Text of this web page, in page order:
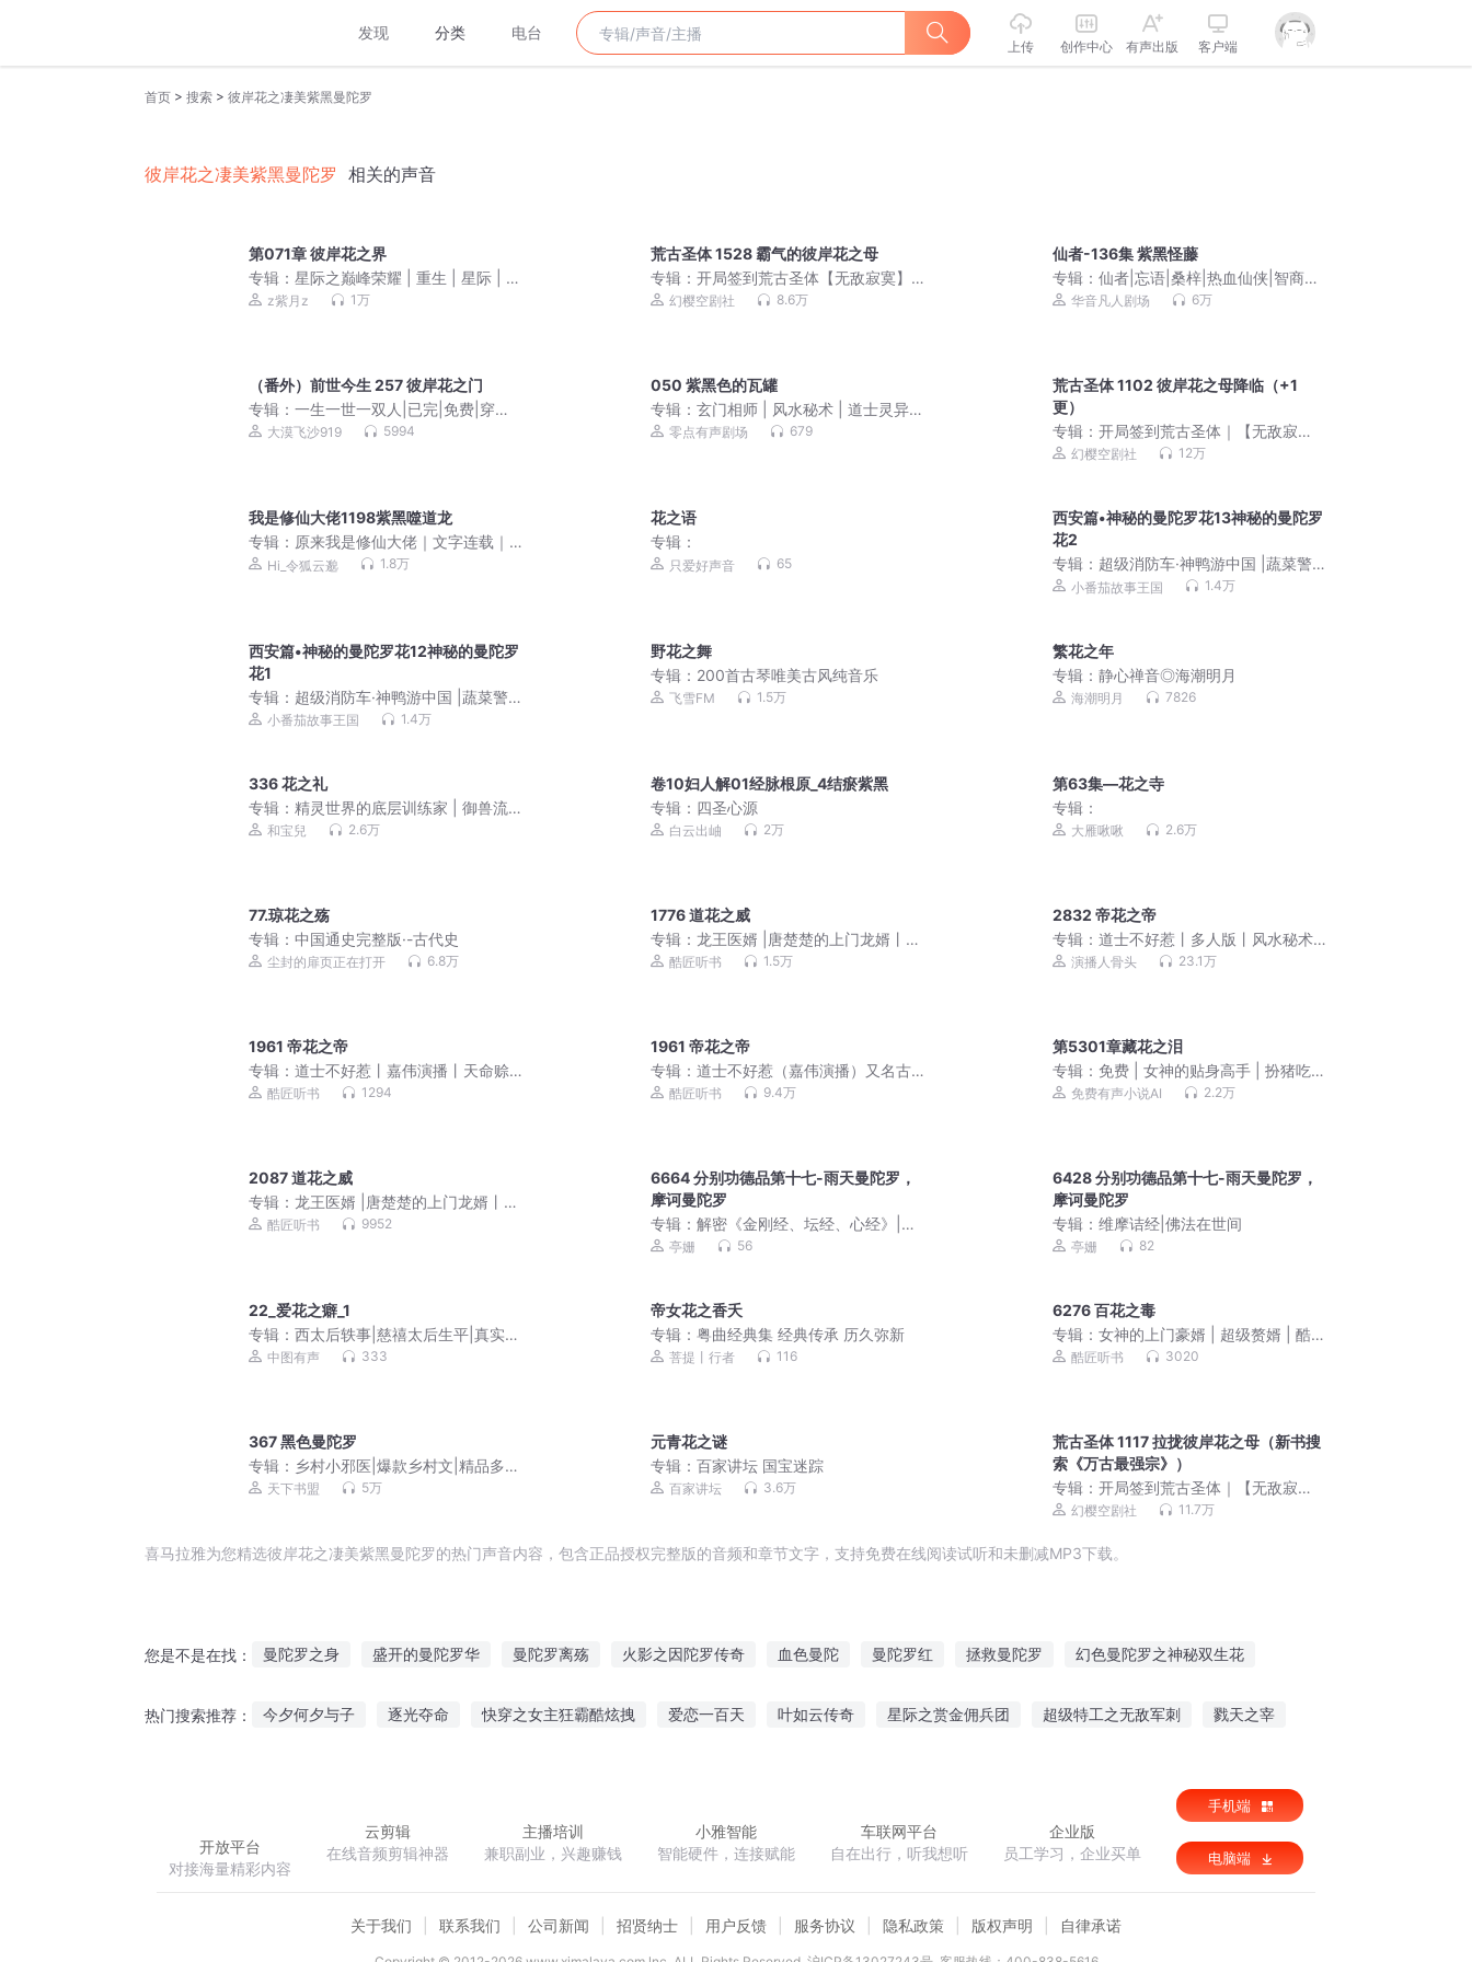
发现 分类 电台
上传 创作中心 有声出版 客户端
首页 > 搜索 > 彼岸花之凄美紫黑曼陀罗
彼岸花之凄美紫黑曼陀罗 相关的声音
第071章 彼岸花之界
专辑： 星际之巅峰荣耀 | 重生 | 星际 | 未
来 | 机甲 | 盗愁＆苏向也、紫月
z紫月z 1万
荒古圣体 1528 霸气的彼岸花之母
专辑：开局签到荒古圣体【无敌寂寞】
爆爽流（幻樱空剧社）
幻樱空剧社 8.6万
仙者-136集 紫黑怪藤
专辑：仙者|忘语|桑梓|热血仙侠|智商在
线|杀伐果断|凡人修仙传|会员免费|多人
华音凡人剧场 6万
（番外）前世今生 257 彼岸花之门
专辑： 一生一世一双人|已完|免费|穿越|
古代言情
大漠飞沙919 5994
050 紫黑色的瓦罐
专辑：玄门相师 | 风水秘术 | 道士灵异 |
民间禁忌 | 三集上瘾
零点有声剧场 679
荒古圣体 1102 彼岸花之母降临（+1
更）
专辑：开局签到荒古圣体｜【无敌寂
寞】爆爽流（幻樱空剧社）
幻樱空剧社 12万
我是修仙大佬1198紫黑噬道龙
专辑： 原来我是修仙大佬｜文字连载｜
令狐云邈作品
Hi_令狐云邈 1.8万
花之语
专辑：
只爱好声音 65
西安篇•神秘的曼陀罗花13神秘的曼陀罗
花2
专辑： 超级消防车·神鸭游中国 |蔬菜警
长世界宝藏中国篇
小番茄故事王国 1.4万
西安篇•神秘的曼陀罗花12神秘的曼陀罗
花1
专辑： 超级消防车·神鸭游中国 |蔬菜警
长世界宝藏中国篇
小番茄故事王国 1.4万
野花之舞
专辑： 200首古琴唯美古风纯音乐
飞雪FM 1.5万
繁花之年
专辑：静心禅音◎海潮明月
海潮明月 7826
336 花之礼
专辑： 精灵世界的底层训练家 | 御兽流 |
宝可梦同人 | 多人有声剧
和宝兒 2.6万
卷10妇人解01经脉根原_4结瘀紫黑
专辑： 四圣心源
白云出岫 2万
第63集—花之寺
专辑：
大雁啾啾 2.6万
77.琼花之殇
专辑： 中国通史完整版·-古代史
尘封的扉页正在打开 6.8万
1776 道花之威
专辑：龙王医婿 |唐楚楚的上门龙婿丨精
品大多播
酷匠听书 1.5万
2832 帝花之帝
专辑：道士不好惹丨多人版丨风水秘术
丨爆笑丨都市丨悬疑恐怖灵异
演播人骨头 23.1万
1961 帝花之帝
专辑： 道士不好惹丨嘉伟演播丨天命赊
刀人前传 免费福利
酷匠听书 1294
1961 帝花之帝
专辑：道士不好惹（嘉伟演播）又名古
井观传奇
酷匠听书 9.4万
第5301章藏花之泪
专辑： 免费 | 女神的贴身高手 | 扮猪吃虎
&强者回归&无敌文
免费有声小说AI 2.2万
2087 道花之威
专辑： 龙王医婿 |唐楚楚的上门龙婿丨精
品大多播
酷匠听书 9952
6664 分别功德品第十七-雨天曼陀罗，
摩诃曼陀罗
专辑：解密《金刚经、坛经、心经》|佛
教十三经
亭姗 56
6428 分别功德品第十七-雨天曼陀罗，
摩诃曼陀罗
专辑：维摩诘经|佛法在世间
亭姗 82
22_爱花之癖_1
专辑： 西太后轶事|慈禧太后生平|真实历
史 中图有声 333
帝女花之香夭
专辑：粤曲经典集 经典传承 历久弥新
菩提丨行者 116
6276 百花之毒
专辑：女神的上门豪婿 | 超级赘婿 | 酷匠
韦小鸨
酷匠听书 3020
367 黑色曼陀罗
专辑： 乡村小邪医|爆款乡村文|精品多人
有声剧|VIP免费
天下书盟 5万
元青花之谜
专辑：百家讲坛 国宝迷踪
百家讲坛 3.6万
荒古圣体 1117 拉拢彼岸花之母（新书搜
索《万古最强宗》）
专辑：开局签到荒古圣体｜【无敌寂
寞】爆爽流（幻樱空剧社）
幻樱空剧社 11.7万
喜马拉雅为您精选彼岸花之凄美紫黑曼陀罗的热门声音内容，包含正品授权完整版的音频和章节文字，支持免费在线阅读试听和未删减MP3下载。
您是不是在找： 曼陀罗之身 盛开的曼陀罗华 曼陀罗离殇 火影之因陀罗传奇 血色曼陀 曼陀罗红 拯救曼陀罗 幻色曼陀罗之神秘双生花
热门搜索推荐： 今夕何夕与子 逐光夺命 快穿之女主狂霸酷炫拽 爱恋一百天 叶如云传奇 星际之赏金佣兵团 超级特工之无敌军刺 戮天之宰
开放平台
对接海量精彩内容
云剪辑
在线音频剪辑神器
主播培训
兼职副业，兴趣赚钱
小雅智能
智能硬件，连接赋能
车联网平台
自在出行，听我想听
企业版
员工学习，企业买单
手机端
电脑端
关于我们 联系我们 公司新闻 招贤纳士 用户反馈 服务协议 隐私政策 版权声明 自律承诺